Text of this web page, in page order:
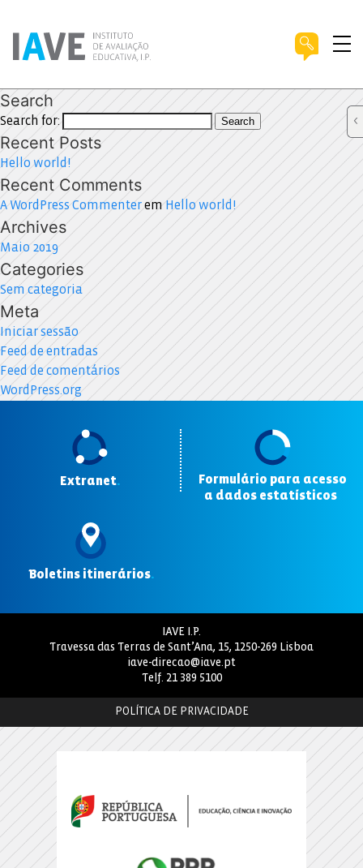
Search
Search for: Search
Recent Posts
Hello world!
Recent Comments
A WordPress Commenterem Hello world!
Archives
Maio 2019
Categories
Sem categoria
Meta
Iniciar sessão
Feed de entradas
Feed de comentários
WordPress.org
Extranet.
Formulário para acesso
a dados estatísticos
Boletins itinerários.
IAVE I.P.
Travessa das Terras de Sant’Ana, 15, 1250-269 Lisboa
iave-direcao@iave.pt
Telf. 21 389 5100
POLÍTICA DE PRIVACIDADE